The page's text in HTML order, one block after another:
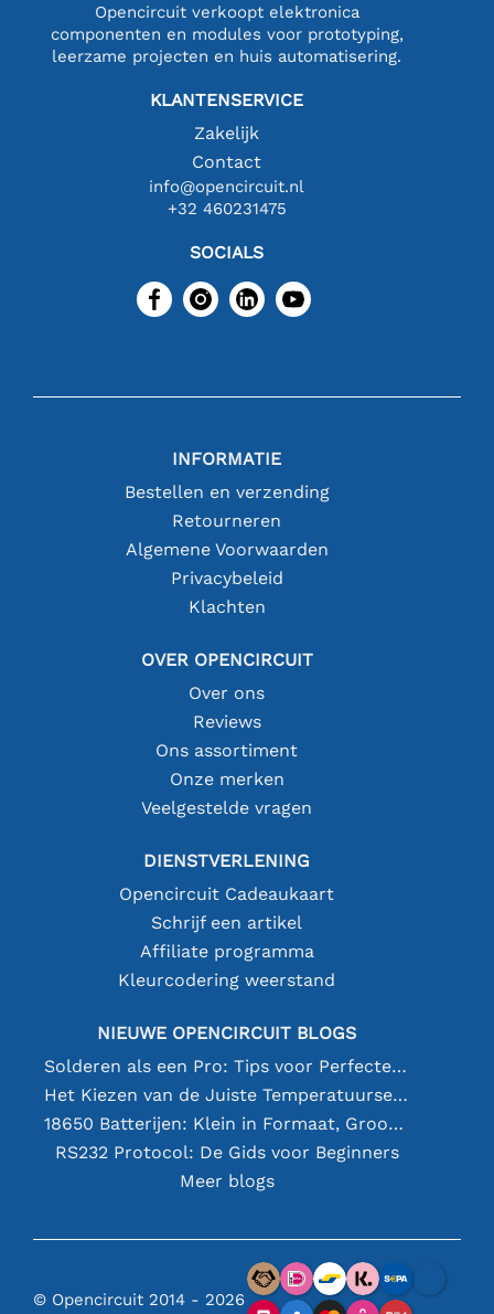
Opencircuit verkoopt elektronica
componenten en modules voor prototyping,
leerzame projecten en huis automatisering.
KLANTENSERVICE
Zakelijk
Contact
info@opencircuit.nl
+32 460231475
SOCIALS
INFORMATIE
Bestellen en verzending
Retourneren
Algemene Voorwaarden
Privacybeleid
Klachten
OVER OPENCIRCUIT
Over ons
Reviews
Ons assortiment
Onze merken
Veelgestelde vragen
DIENSTVERLENING
Opencircuit Cadeaukaart
Schrijf een artikel
Affiliate programma
Kleurcodering weerstand
NIEUWE OPENCIRCUIT BLOGS
Solderen als een Pro: Tips voor Perfecte Elektronische Verbindingen
Het Kiezen van de Juiste Temperatuursensor [youtube]
18650 Batterijen: Klein in Formaat, Groot in Prestatie
RS232 Protocol: De Gids voor Beginners
Meer blogs
© Opencircuit 2014 - 2026